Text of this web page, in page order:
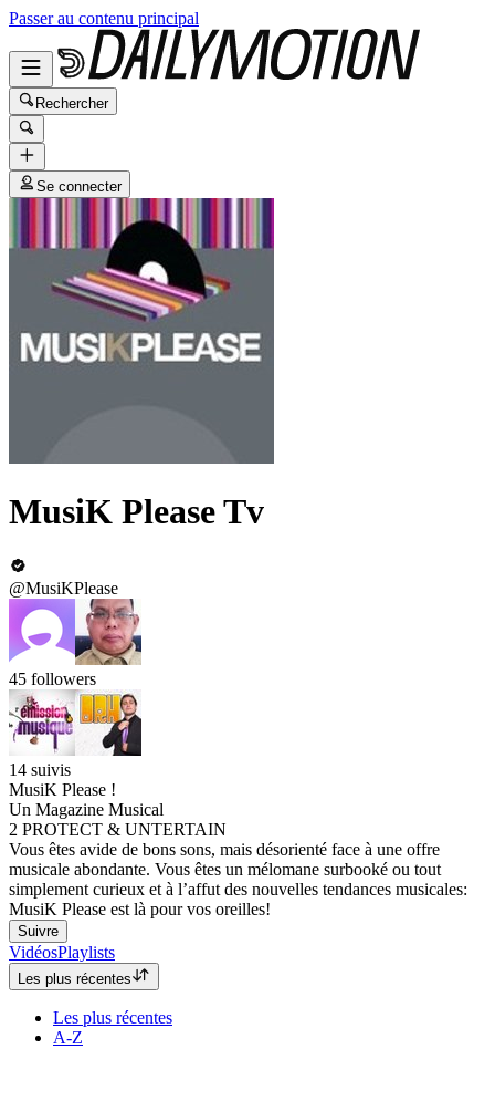
Passer au contenu principal
Rechercher
Se connecter
MusiK Please Tv
@MusiKPlease
45 followers
14 suivis
MusiK Please !
Un Magazine Musical
2 PROTECT & UNTERTAIN
Vous êtes avide de bons sons, mais désorienté face à une offre
musicale abondante. Vous êtes un mélomane surbooké ou tout
simplement curieux et à l’affut des nouvelles tendances musicales:
MusiK Please est là pour vos oreilles!
Suivre
VidéosPlaylists
Les plus récentes
Les plus récentes
A-Z